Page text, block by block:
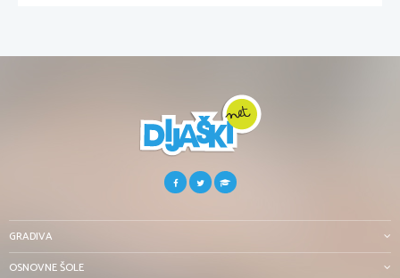
GRADIVA
OSNOVNE ŠOLE